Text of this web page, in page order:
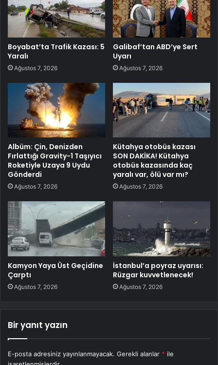
Boyabat’ta Trafik Kazası: 5
Yaralı
Ağustos 7, 2026
Galibaf’tan ABD’ye Sert
Uyarı
Ağustos 7, 2026
Albüm: Çin, Denizden
Fırlattığı Gravity-1 Taşıyıcı
Roketiyle Uzaya 9 Uydu
Gönderdi
Ağustos 7, 2026
Kütahya otobüs kazası
SON DAKİKA! Kütahya
otobüs kazasında kaç
yaralı var, ölü var mı?
Ağustos 7, 2026
Kamyon Yaya Üst Geçidine
Çarptı
Ağustos 7, 2026
İstanbul’a poyraz uyarısı:
Rüzgar kuvvetlenecek!
Ağustos 7, 2026
Bir yanıt yazın
E-posta adresiniz yayınlanmayacak. Gerekli alanlar * ile